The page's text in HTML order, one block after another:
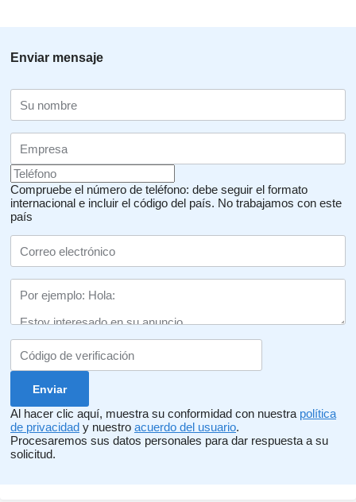
Enviar mensaje
Compruebe el número de teléfono: debe seguir el formato
internacional e incluir el código del país. No trabajamos con este
país
Al hacer clic aquí, muestra su conformidad con nuestra política
de privacidad y nuestro acuerdo del usuario.
Procesaremos sus datos personales para dar respuesta a su
solicitud.